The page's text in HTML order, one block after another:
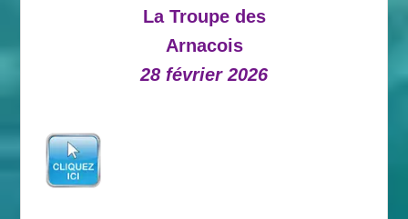
La Troupe des
Arnacois
28 février 2026